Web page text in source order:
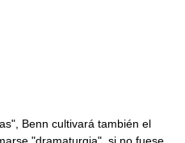
Benn cultivará también el